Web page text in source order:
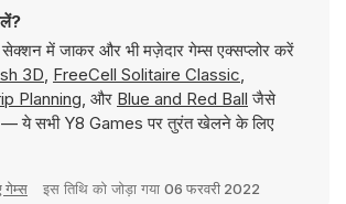
सेक्शन में जाकर और भी मज़ेदार गेम्स एक्सप्लोर करें
3D, FreeCell Solitaire Classic,
Planning, और Blue and Red Ball जैसे
— ये सभी Y8 Games पर तुरंत खेलने के लिए
गेम्स इस तिथि को जोड़ा गया 06 फरवरी 2022